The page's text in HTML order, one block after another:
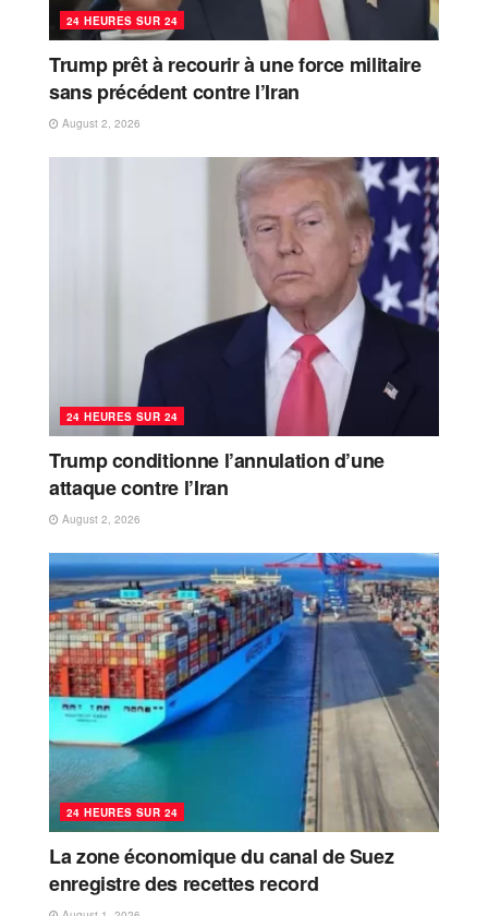
24 HEURES SUR 24
Trump prêt à recourir à une force militaire
sans précédent contre l’Iran
August 2, 2026
24 HEURES SUR 24
Trump conditionne l’annulation d’une
attaque contre l’Iran
August 2, 2026
24 HEURES SUR 24
La zone économique du canal de Suez
enregistre des recettes record